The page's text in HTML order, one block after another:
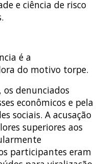
e ciência de risco
é a
do motivo torpe.
denunciados
econômicos e pela
sociais. A acusação
superiores aos
participantes eram